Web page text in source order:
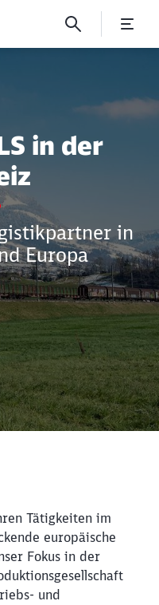
in der
in
Europa
Tätigkeiten im
europäische
Fokus in der
und